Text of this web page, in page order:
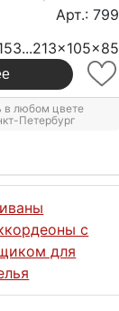
Арт.: 799
в любом цвете
Петербург
с
для